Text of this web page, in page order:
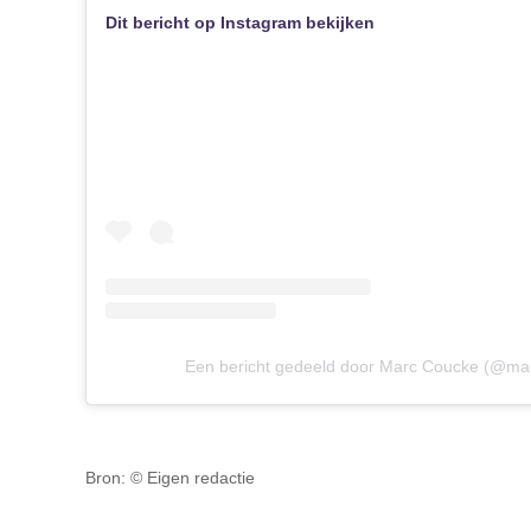
Dit bericht op Instagram bekijken
Een bericht gedeeld door Marc Coucke
Bron: © Eigen redactie